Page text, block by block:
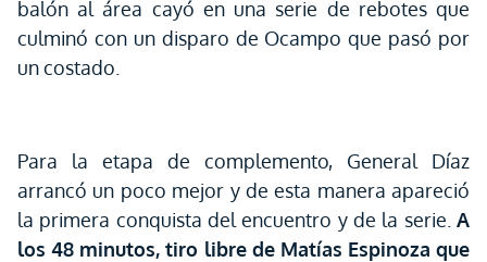
balón al área cayó en una serie de rebotes que
culminó con un disparo de Ocampo que pasó por
un costado.
Para la etapa de complemento, General Díaz
arrancó un poco mejor y de esta manera apareció
la primera conquista del encuentro y de la serie. A
los 48 minutos, tiro libre de Matías Espinoza que